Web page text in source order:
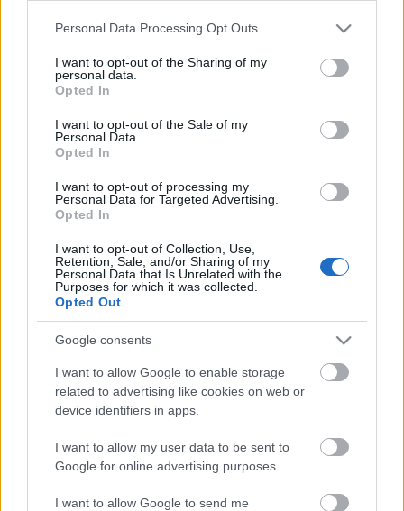
Please note that this website/app uses one or more Google
not limited to your visit or usage behaviour. You may click to
grant or deny consent to Google and its third-party tags to
use your data for below specified purposes in below Google
consent section.
Personal Data Processing Opt Outs
I want to opt-out of the Sharing of my
personal data.
Opted In
I want to opt-out of the Sale of my
Personal Data.
Opted In
I want to opt-out of processing my
Personal Data for Targeted Advertising.
Opted In
I want to opt-out of Collection, Use,
Retention, Sale, and/or Sharing of my
Personal Data that Is Unrelated with the
Purposes for which it was collected.
Opted Out
Google consents
I want to allow Google to enable storage
related to advertising like cookies on web or
device identifiers in apps.
I want to allow my user data to be sent to
Google for online advertising purposes.
I want to allow Google to send me
a parlament, hogy tizenöt helyett 30 évre titkosítsák
369. Historia est magistra vitae*
2015. március 04.
támogatója volt, de 1934-re egyetlen esélyes
ellenjelöltjévé vált. Ennek jeleként amikor a párt
Kirov kapta a legkevesebb ellenszavazatot,
mindössze hármat — Sztálin 292-t. A párt…